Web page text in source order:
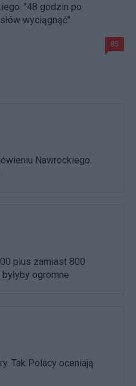
"48 godzin po
wyciągnąć"
85
Nawrockiego.
plus zamiast 800
ogromne
Tak Polacy oceniają